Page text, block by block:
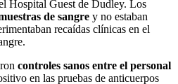
Hospital Guest de Dudley. Los
de sangre y no estaban
recaídas clínicas en el
controles sanos entre el personal
en las pruebas de anticuerpos